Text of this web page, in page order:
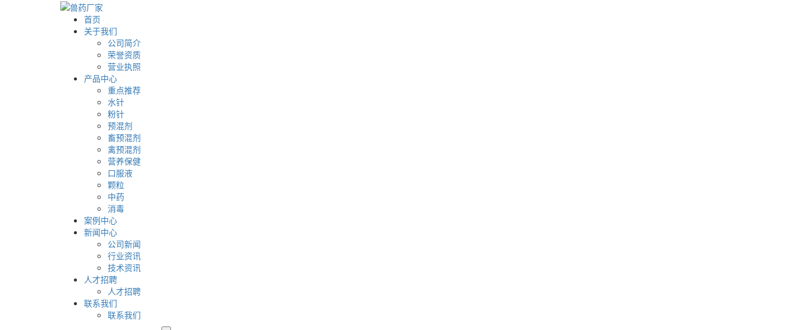
首页
关于我们
公司简介
荣誉资质
营业执照
产品中心
重点推荐
水针
粉针
预混剂
畜预混剂
禽预混剂
营养保健
口服液
颗粒
中药
消毒
案例中心
新闻中心
公司新闻
行业资讯
技术资讯
人才招聘
人才招聘
联系我们
联系我们